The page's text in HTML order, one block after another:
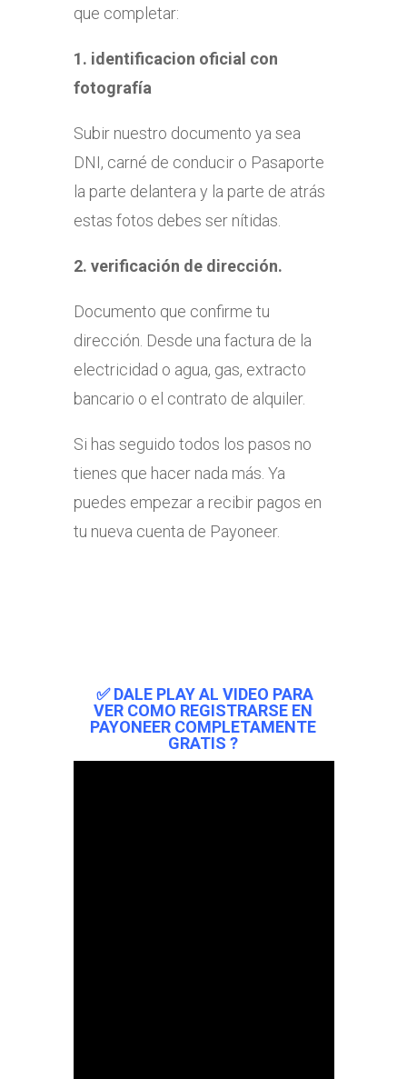
que completar:
1. identificacion oficial con
fotografía
Subir nuestro documento ya sea
DNI, carné de conducir o Pasaporte
la parte delantera y la parte de atrás
estas fotos debes ser nítidas.
2. verificación de dirección.
Documento que confirme tu
dirección. Desde una factura de la
electricidad o agua, gas, extracto
bancario o el contrato de alquiler.
Si has seguido todos los pasos no
tienes que hacer nada más. Ya
puedes empezar a recibir pagos en
tu nueva cuenta de Payoneer.
✅ DALE PLAY AL VIDEO PARA
VER COMO REGISTRARSE EN
PAYONEER COMPLETAMENTE
GRATIS ?